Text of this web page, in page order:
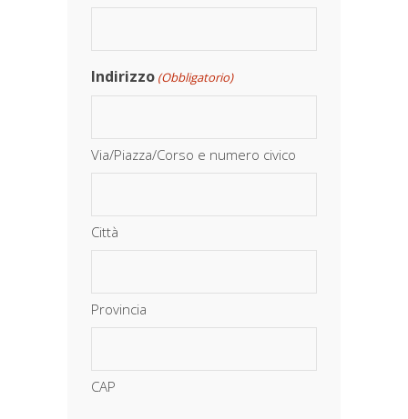
Indirizzo (Obbligatorio)
Via/Piazza/Corso e numero civico
Città
Provincia
CAP